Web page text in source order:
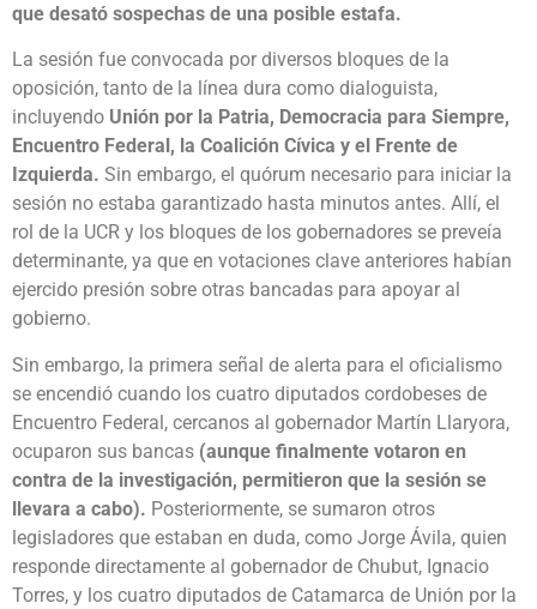
que desató sospechas de una posible estafa.
La sesión fue convocada por diversos bloques de la
oposición, tanto de la línea dura como dialoguista,
incluyendo Unión por la Patria, Democracia para Siempre,
Encuentro Federal, la Coalición Cívica y el Frente de
Izquierda. Sin embargo, el quórum necesario para iniciar la
sesión no estaba garantizado hasta minutos antes. Allí, el
rol de la UCR y los bloques de los gobernadores se preveía
determinante, ya que en votaciones clave anteriores habían
ejercido presión sobre otras bancadas para apoyar al
gobierno.
Sin embargo, la primera señal de alerta para el oficialismo
se encendió cuando los cuatro diputados cordobeses de
Encuentro Federal, cercanos al gobernador Martín Llaryora,
ocuparon sus bancas (aunque finalmente votaron en
contra de la investigación, permitieron que la sesión se
llevara a cabo). Posteriormente, se sumaron otros
legisladores que estaban en duda, como Jorge Ávila, quien
responde directamente al gobernador de Chubut, Ignacio
Torres, y los cuatro diputados de Catamarca de Unión por la